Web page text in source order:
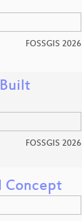
FOSSGIS 2026
FOSSGIS 2026
Concept